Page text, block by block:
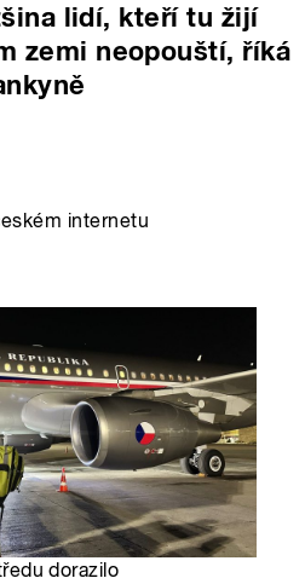
lidí, kteří tu žijí
zemi neopouští, říká
internetu
dorazilo